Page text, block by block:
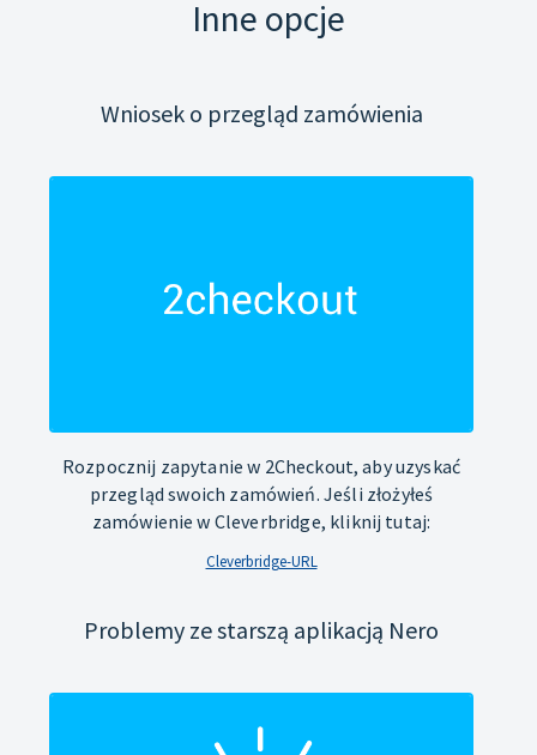
Inne opcje
Wniosek o przegląd zamówienia
Rozpocznij zapytanie w 2Checkout, aby uzyskać
przegląd swoich zamówień. Jeśli złożyłeś
zamówienie w Cleverbridge, kliknij tutaj:
Cleverbridge-URL
Problemy ze starszą aplikacją Nero